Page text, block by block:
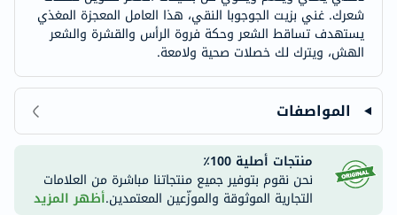
شعرك. غني بزيت الجوجوبا النقي، هذا العامل المعجزة المغذي
يستهدف تساقط الشعر وحكة فروة الرأس والقشرة والشعر
الهش، ويترك لك خصلات صحية ولامعة.
المواصفات
منتجات أصلية 100٪
نحن نقوم بتوفير جميع منتجاتنا مباشرة من العلامات
التجارية الموثوقة والموزّعين المعتمدين.أظهر المزيد